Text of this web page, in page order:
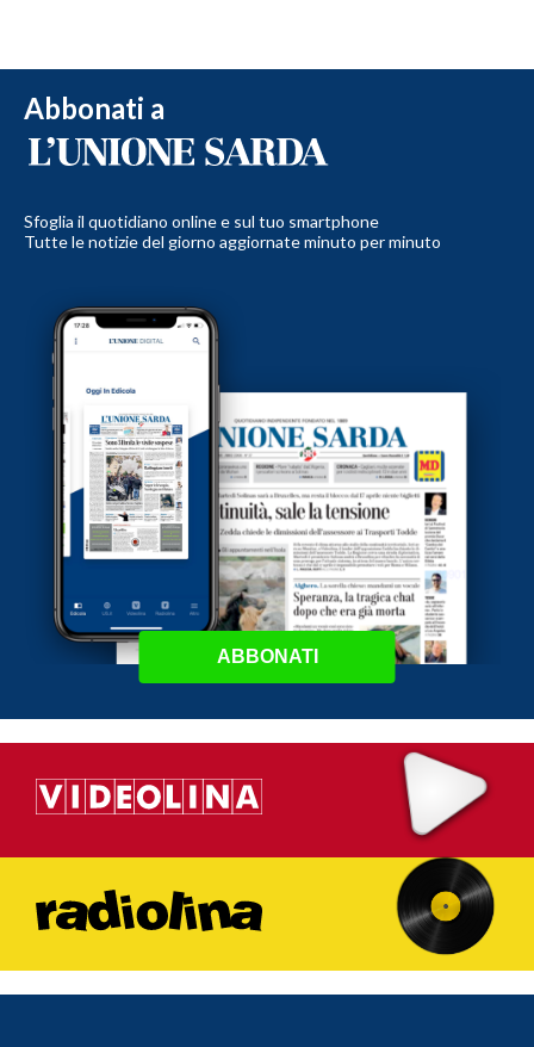
Abbonati a
Sfoglia il quotidiano online e sul tuo smartphone
Tutte le notizie del giorno aggiornate minuto per minuto
ABBONATI